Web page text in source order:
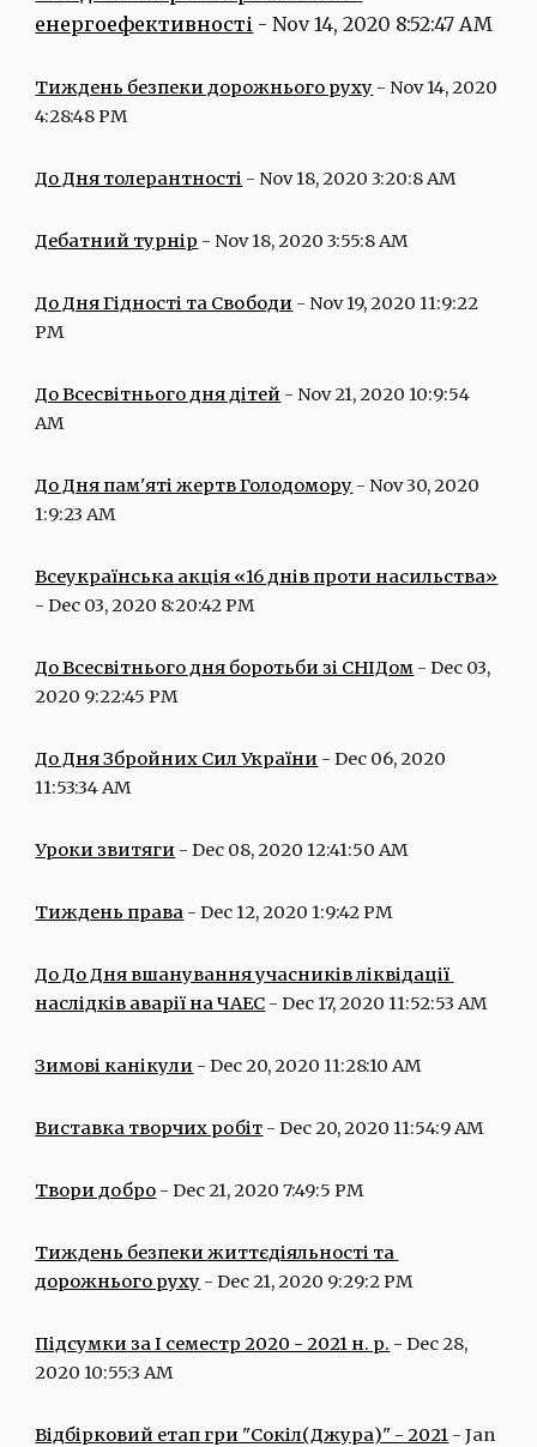
енергоефективності - Nov 14, 2020 8:52:47 AM
Тиждень безпеки дорожнього руху - Nov 14, 2020
4:28:48 PM
До Дня толерантності - Nov 18, 2020 3:20:8 AM
Дебатний турнір - Nov 18, 2020 3:55:8 AM
До Дня Гідності та Свободи - Nov 19, 2020 11:9:22
PM
До Всесвітнього дня дітей - Nov 21, 2020 10:9:54
AM
До Дня пам'яті жертв Голодомору - Nov 30, 2020
1:9:23 AM
Всеукраїнська акція «16 днів проти насильства»
- Dec 03, 2020 8:20:42 PM
До Всесвітнього дня боротьби зі СНІДом - Dec 03,
2020 9:22:45 PM
До Дня Збройних Сил України - Dec 06, 2020
11:53:34 AM
Уроки звитяги - Dec 08, 2020 12:41:50 AM
Тиждень права - Dec 12, 2020 1:9:42 PM
До До Дня вшанування учасників ліквідації
наслідків аварії на ЧАЕС - Dec 17, 2020 11:52:53 AM
Зимові канікули - Dec 20, 2020 11:28:10 AM
Виставка творчих робіт - Dec 20, 2020 11:54:9 AM
Твори добро - Dec 21, 2020 7:49:5 PM
Тиждень безпеки життєдіяльності та
дорожнього руху - Dec 21, 2020 9:29:2 PM
Підсумки за І семестр 2020 - 2021 н. р. - Dec 28,
2020 10:55:3 AM
Відбірковий етап гри "Сокіл(Джура)" - 2021 - Jan